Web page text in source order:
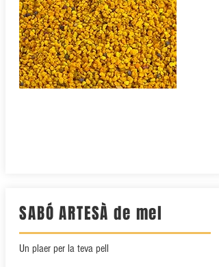
SABÓ ARTESÀ de mel
Un plaer per la teva pell